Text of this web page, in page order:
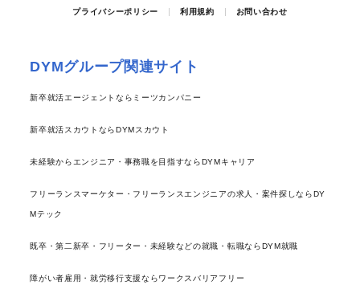
プライバシーポリシー
利用規約 お問い合わせ
DYMグループ関連サイト
新卒就活エージェントならミーツカンパニー
新卒就活スカウトならDYMスカウト
未経験からエンジニア・事務職を目指すならDYMキャリア
フリーランスマーケター・フリーランスエンジニアの求人・案件探しならDY
Mテック
既卒・第二新卒・フリーター・未経験などの就職・転職ならDYM就職
障がい者雇用・就労移行支援ならワークスバリアフリー